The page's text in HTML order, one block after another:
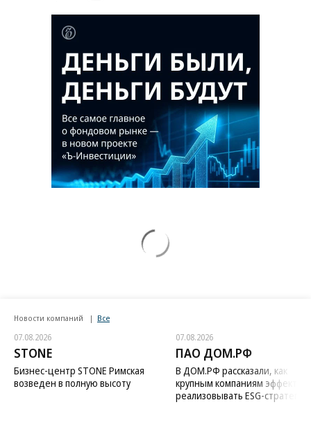
Новости компаний Все
07.08.2026
STONE
Бизнес-центр STONE Римская
возведен в полную высоту
07.08.2026
ПАО ДОМ.РФ
В ДОМ.РФ рассказали, как
крупным компаниям
реализовывать ESG-стратегию